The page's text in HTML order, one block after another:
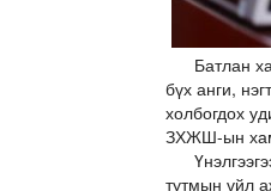
Батлан
бүх анги,
холбогдох
ЗХЖШ-ын
тутмын үйл